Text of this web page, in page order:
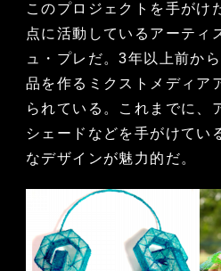
このプロジェクトを手がけ
点に活動しているアーティ
ュ・プレだ。3年以上前か
品を作るミクストメディア
られている。これまでに、
シェードなどを手がけてい
なデザインが魅力的だ。